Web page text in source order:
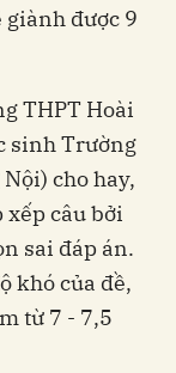
giành được 9
THPT Hoài
sinh Trường
cho hay,
xếp câu bởi
sai đáp án.
khó của đề,
từ 7 - 7,5